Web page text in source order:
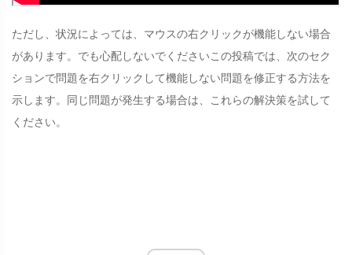
ただし、状況によっては、マウスの右クリックが機能しない場合
があります。でも心配しないでくださいこの投稿では、次のセク
ションで問題を右クリックして機能しない問題を修正する方法を
示します。同じ問題が発生する場合は、これらの解決策を試して
ください。